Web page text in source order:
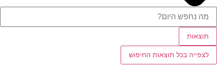
תוצאות
לצפייה בכל תוצאות החיפוש